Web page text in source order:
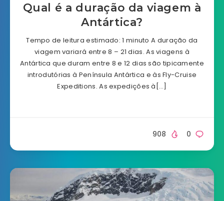
Qual é a duração da viagem à
Antártica?
Tempo de leitura estimado: 1 minuto A duração da
viagem variará entre 8 – 21 dias. As viagens à
Antártica que duram entre 8 e 12 dias são tipicamente
introdutórias à Península Antártica e às Fly-Cruise
Expeditions. As expedições à[…]
0
908